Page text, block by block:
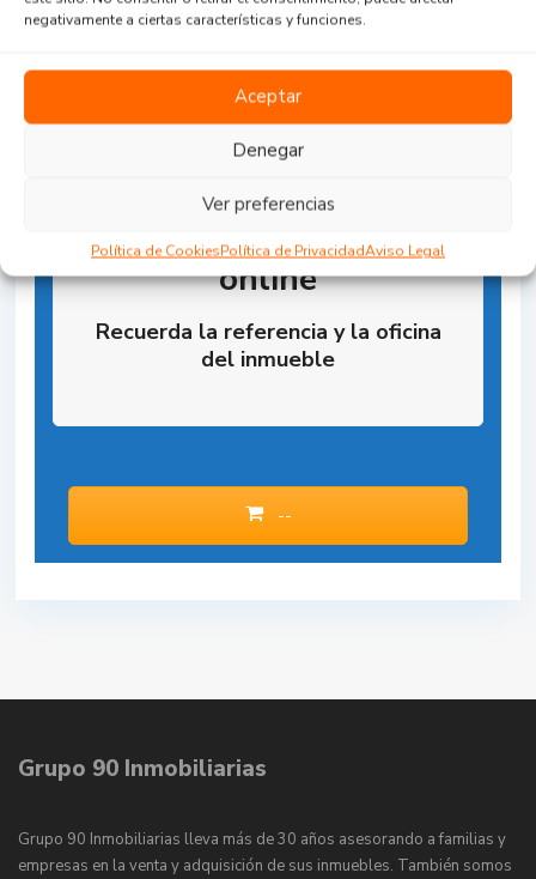
negativamente a ciertas características y funciones.
Aceptar
Denegar
Ver preferencias
Política de CookiesPolítica de PrivacidadAviso Legal
Reserva la Propiedad
online
Recuerda la referencia y la oficina
del inmueble
--
Grupo 90 Inmobiliarias
Grupo 90 Inmobiliarias lleva más de 30 años asesorando a familias y
empresas en la venta y adquisición de sus inmuebles. También somos